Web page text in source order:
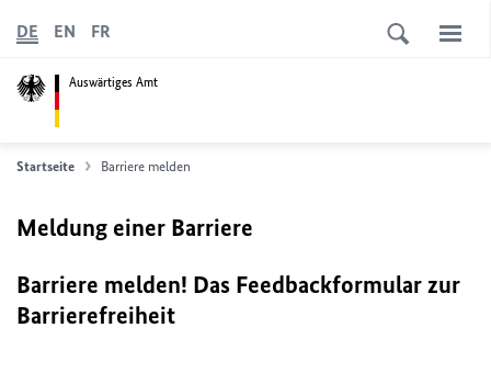
Auswärtiges Amt
DE EN FR
Startseite Barriere melden
Meldung einer Barriere
Barriere melden! Das Feedbackformular zur
Barrierefreiheit